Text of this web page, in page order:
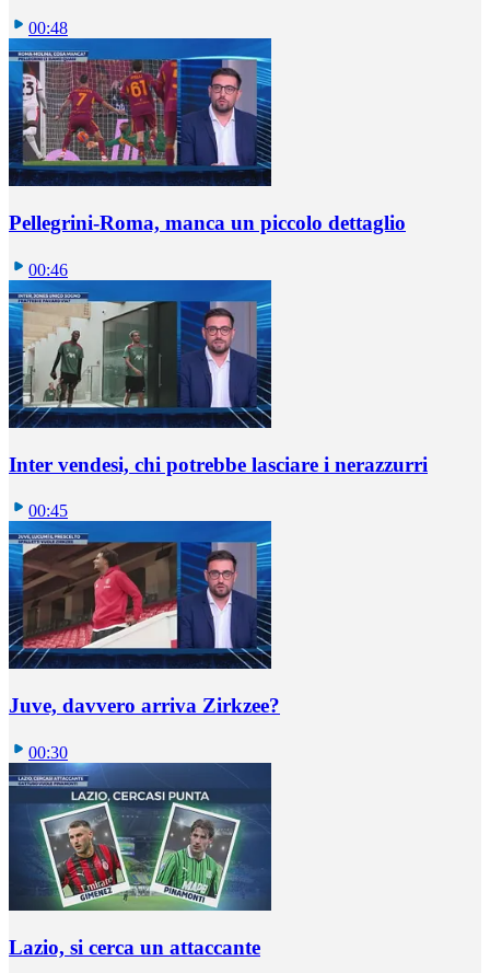
00:48
Pellegrini-Roma, manca un piccolo dettaglio
00:46
Inter vendesi, chi potrebbe lasciare i nerazzurri
00:45
Juve, davvero arriva Zirkzee?
00:30
Lazio, si cerca un attaccante